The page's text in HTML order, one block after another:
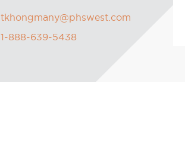
tkhongmany@phswest.com
1-888-639-5438